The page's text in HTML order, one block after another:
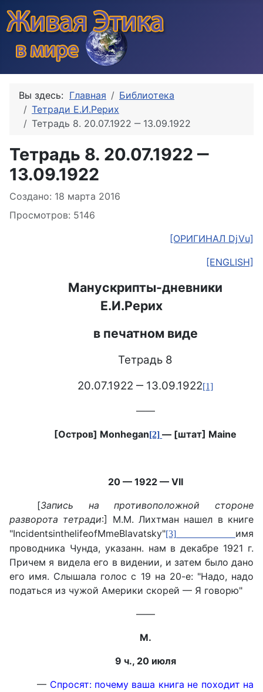
Вы здесь: Главная
Библиотека
Тетради Е.И.Рерих
Тетрадь 8. 20.07.1922 ‒ 13.09.1922
Тетрадь 8. 20.07.1922 ‒
13.09.1922
Информация о материале
Создано: 18 марта 2016
Просмотров: 5146
[ОРИГИНАЛ DjVu]
[ENGLISH]
Манускрипты-дневники
Е.И.Рерих
в печатном виде
Тетрадь 8
20.07.1922 ‒ 13.09.1922[1]
——
[Остров] Monhegan[2] — [штат] Maine
20 — 1922 — VII
[Запись на противоположной стороне
разворота тетради:] М.М. Лихтман нашел в книге
"IncidentsinthelifeofMmeBlavatsky"[3]
имя
проводника Чунда, указанн. нам в декабре 1921 г.
Причем я видела его в видении, и затем было дано
его имя. Слышала голос с 19 на 20-е: "Надо, надо
податься из чужой Америки скорей — Я говорю"
——
М.
9 ч., 20 июля
— Спросят: почему ваша книга не походит на